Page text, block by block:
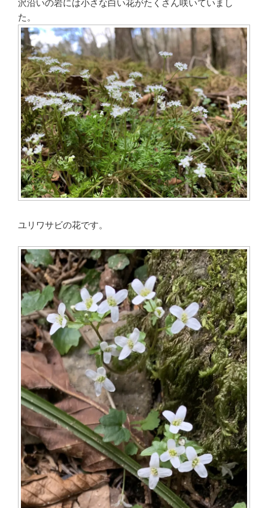
沢沿いの岩には小さな白い花がたくさん咲いていまし
た。
ユリワサビの花です。